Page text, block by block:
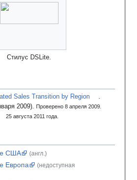
Стилус DSLite.
Sales Transition by Region
.
2009). Проверено 8 апреля 2009.
25 августа 2011 года.
США (англ.)
Европа
(недоступная